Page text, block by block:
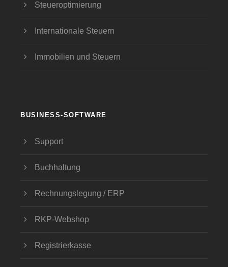
Steueroptimierung
Internationale Steuern
Immobilien und Steuern
BUSINESS-SOFTWARE
Support
Buchhaltung
Rechnungslegung / ERP
RKP-Webshop
Registrierkasse